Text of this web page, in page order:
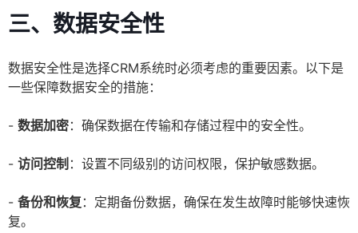
三、数据安全性
数据安全性是选择CRM系统时必须考虑的重要因素。以下是
一些保障数据安全的措施：
- 数据加密：确保数据在传输和存储过程中的安全性。
- 访问控制 ：设置不同级别的访问权限，保护敏感数据。
- 备份和恢复 ：定期备份数据，确保在发生故障时能够快速恢
复。